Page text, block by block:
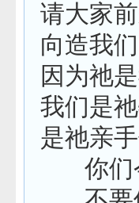
请大家
向造我
因为祂
我们是
是祂亲
你